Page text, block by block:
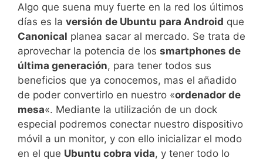
Algo que suena muy fuerte en la red los últimos
días es la versión de Ubuntu para Android que
Canonical planea sacar al mercado. Se trata de
aprovechar la potencia de los smartphones de
última generación, para tener todos sus
beneficios que ya conocemos, mas el añadido
de poder convertirlo en nuestro «ordenador de
mesa«. Mediante la utilización de un dock
especial podremos conectar nuestro dispositivo
móvil a un monitor, y con ello inicializar el modo
en el que Ubuntu cobra vida, y tener todo lo